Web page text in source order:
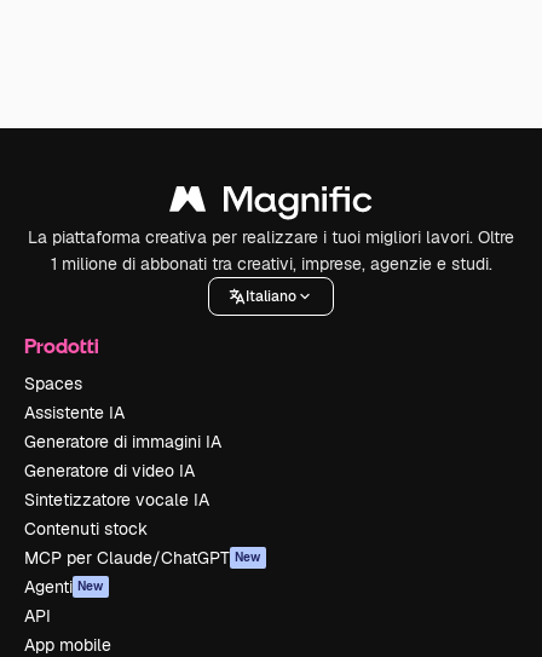
La piattaforma creativa per realizzare i tuoi migliori lavori. Oltre
1 milione di abbonati tra creativi, imprese, agenzie e studi.
Italiano
Prodotti
Spaces
Assistente IA
Generatore di immagini IA
Generatore di video IA
Sintetizzatore vocale IA
Contenuti stock
MCP per Claude/ChatGPT New
Agenti New
API
App mobile